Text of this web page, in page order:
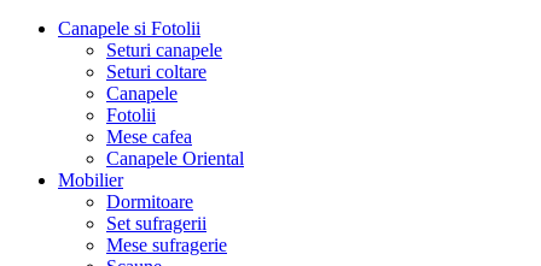
Canapele si Fotolii
Seturi canapele
Seturi coltare
Canapele
Fotolii
Mese cafea
Canapele Oriental
Mobilier
Dormitoare
Set sufragerii
Mese sufragerie